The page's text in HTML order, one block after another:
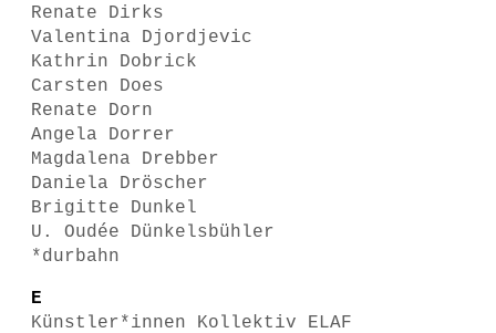
Renate Dirks
Valentina Djordjevic
Kathrin Dobrick
Carsten Does
Renate Dorn
Angela Dorrer
Magdalena Drebber
Daniela Dröscher
Brigitte Dunkel
U. Oudée Dünkelsbühler
*durbahn
E
Künstler*innen Kollektiv ELAF